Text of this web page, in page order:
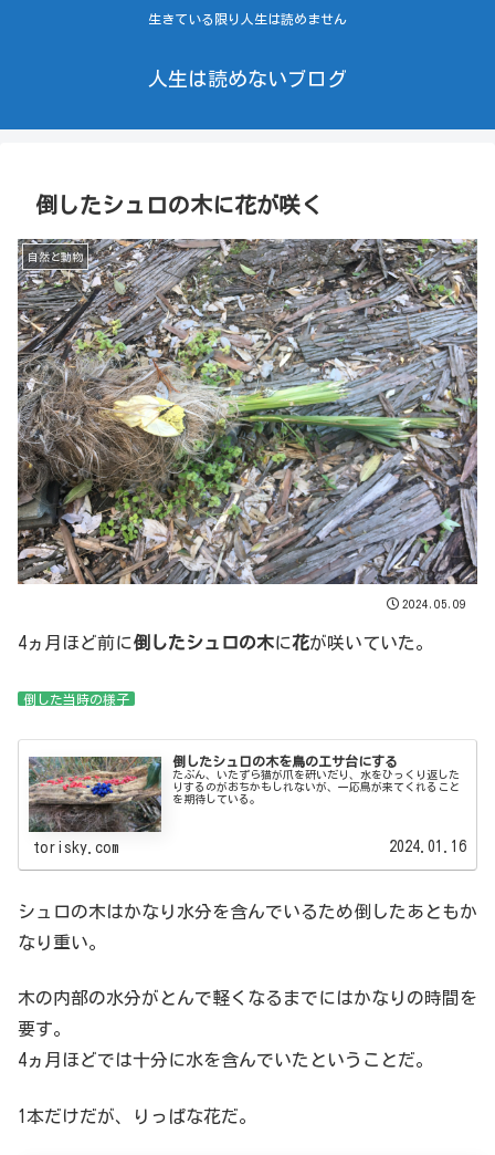
生きている限り人生は読めません
人生は読めないブログ
倒したシュロの木に花が咲く
自然と動物
2024.05.09
4ヵ月ほど前に倒したシュロの木に花が咲いていた。
倒した当時の様子
倒したシュロの木を鳥のエサ台にする
たぶん、いたずら猫が爪を研いだり、水をひっくり返した
りするのがおちかもしれないが、一応鳥が来てくれること
を期待している。
torisky.com 2024.01.16
シュロの木はかなり水分を含んでいるため倒したあともか
なり重い。
木の内部の水分がとんで軽くなるまでにはかなりの時間を
要す。
4ヵ月ほどでは十分に水を含んでいたということだ。
1本だけだが、りっぱな花だ。